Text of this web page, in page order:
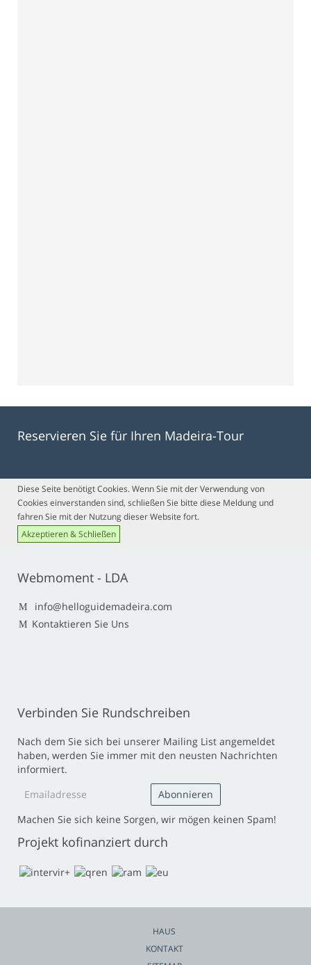
Reservieren Sie für Ihren Madeira-Tour
Diese Seite benötigt Cookies. Wenn Sie mit der Verwendung von
Cookies einverstanden sind, schließen Sie bitte diese Meldung und
fahren Sie mit der Nutzung dieser Website fort.
Akzeptieren & Schließen
Webmoment - LDA
info@helloguidemadeira.com
Kontaktieren Sie Uns
Verbinden Sie Rundschreiben
Nach dem Sie sich bei unserer Mailing List angemeldet
haben, werden Sie immer mit den neusten Nachrichten
informiert.
Machen Sie sich keine Sorgen, wir mögen keinen Spam!
Projekt kofinanziert durch
HAUS
KONTAKT